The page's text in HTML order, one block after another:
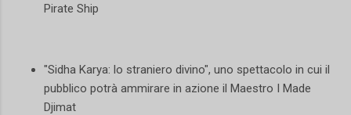
Pirate Ship
"Sidha Karya: lo straniero divino", uno spettacolo in cui il
pubblico potrà ammirare in azione il Maestro I Made
Djimat